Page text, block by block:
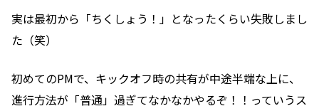
実は最初から「ちくしょう！」となったくらい失敗しまし
た（笑）
初めてのPMで、キックオフ時の共有が中途半端な上に、
進行方法が「普通」過ぎてなかなかやるぞ！！っていうス